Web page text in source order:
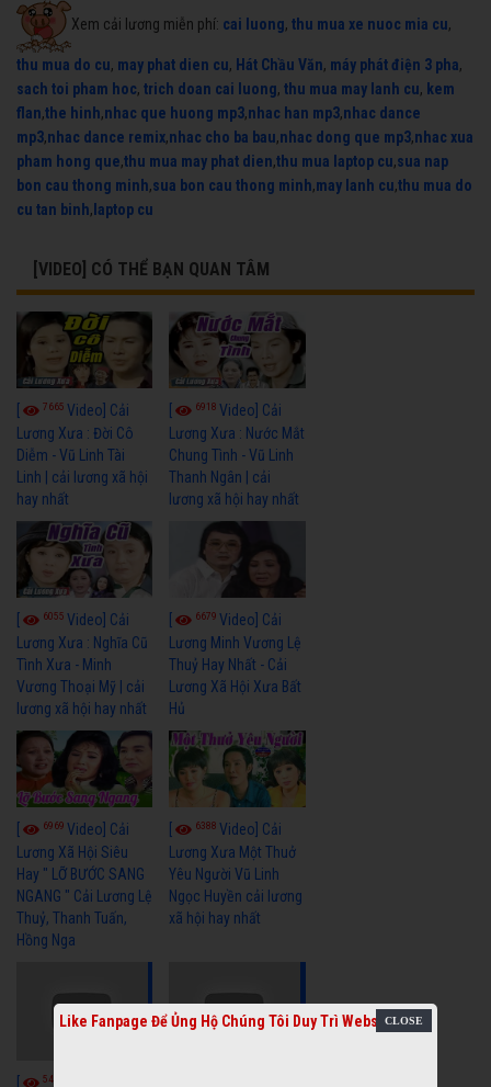
Xem cải lương miễn phí: cai luong, thu mua xe nuoc mia cu,
thu mua do cu, may phat dien cu, Hát Chầu Văn, máy phát điện 3 pha,
sach toi pham hoc, trich doan cai luong, thu mua may lanh cu, kem
flan,the hinh,nhac que huong mp3,nhac han mp3,nhac dance
mp3,nhac dance remix,nhac cho ba bau,nhac dong que mp3,nhac xua
pham hong que,thu mua may phat dien,thu mua laptop cu,sua nap
bon cau thong minh,sua bon cau thong minh,may lanh cu,thu mua do
cu tan binh, laptop cu
[VIDEO] CÓ THỂ BẠN QUAN TÂM
7665 Video] Cải
Lương Xưa : Đời Cô
Diễm - Vũ Linh Tài
Linh | cải lương xã hội
hay nhất
6918Video] Cải
Lương Xưa : Nước Mắt
Chung Tình - Vũ Linh
Thanh Ngân | cải
lương xã hội hay nhất
6055 Video] Cải
Lương Xưa : Nghĩa Cũ
Tình Xưa - Minh
Vương Thoại Mỹ | cải
lương xã hội hay nhất
6679Video] Cải
Lương Minh Vương Lệ
Thuỷ Hay Nhất - Cải
Lương Xã Hội Xưa Bất
Hủ
6969 Video] Cải
Lương Xã Hội Siêu
Hay " LỠ BƯỚC SANG
NGANG " Cải Lương Lệ
Thuỷ, Thanh Tuấn,
Hồng Nga
6388Video] Cải
Lương Xưa Một Thuở
Yêu Người Vũ Linh
Ngọc Huyền cải lương
xã hội hay nhất
5459
Like Fanpage Để Ủng Hộ Chúng Tôi Duy Trì Website